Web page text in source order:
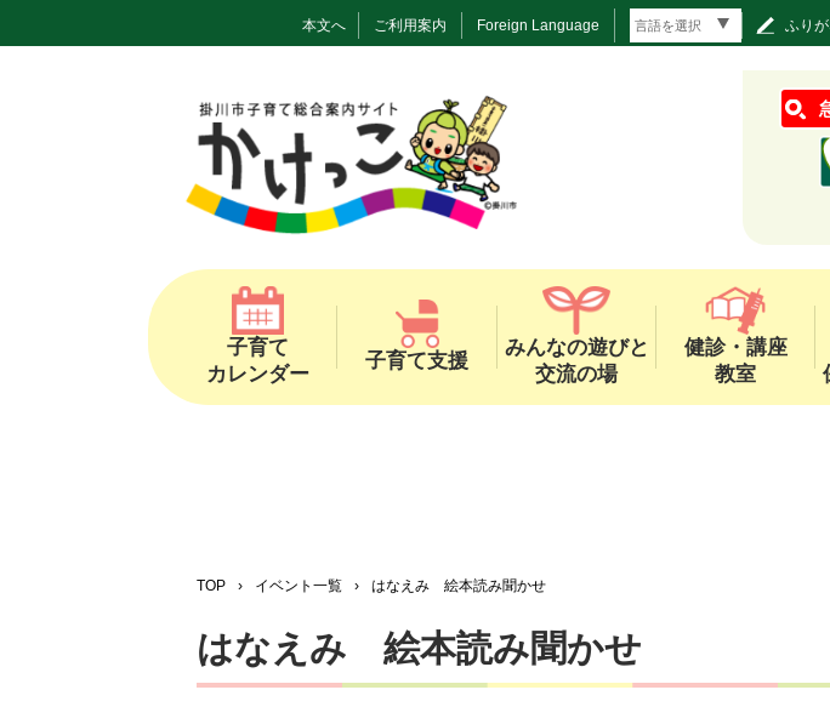
本文へ ご利用案内 Foreign Language ふり
子育て
カレンダー
子育て支援
みんなの遊びと
交流の場
健診・講座
教室
TOP › イベント一覧 › はなえみ 絵本読み聞かせ
はなえみ 絵本読み聞かせ